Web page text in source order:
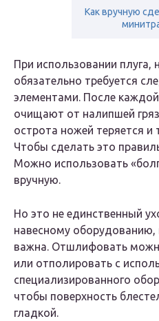
Как вручную
При использовании плуга,
обязательно требуется
элементами. После
очищают от налипшей
острота ножей теряется и
Чтобы сделать это
Можно использовать
вручную.
Но это не единственный
навесному оборудованию,
важна. Отшлифовать
или отполировать с
специализированного
чтобы поверхность
гладкой.